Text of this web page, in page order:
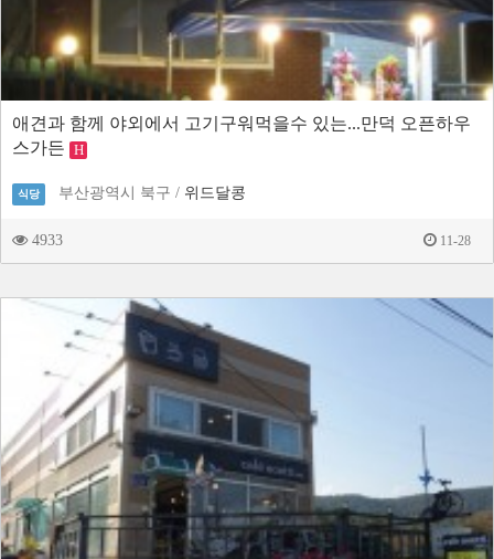
애견과 함께 야외에서 고기구워먹을수 있는...만덕 오픈하우
스가든 H
식당 부산광역시 북구 / 위드달콩
4933 11-28